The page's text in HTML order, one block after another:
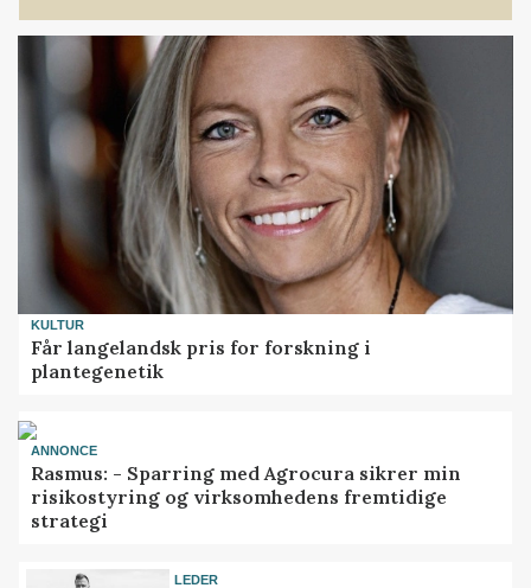
KULTUR
Får langelandsk pris for forskning i
plantegenetik
ANNONCE
Rasmus: - Sparring med Agrocura sikrer min
risikostyring og virksomhedens fremtidige
strategi
LEDER